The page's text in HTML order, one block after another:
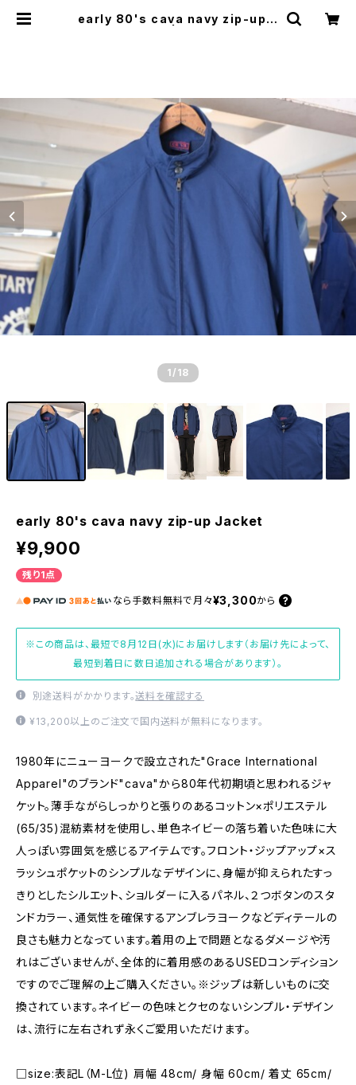
early 80's cava navy zip-up J
1 /18
early 80's cava navy zip-up Jacket
¥9,900
残り1点
なら 手数料無料で 月々¥3,300から
※この商品は、最短で8月12日(水)にお届けします（お届け先によって、
最短到着日に数日追加される場合があります）。
別途送料がかかります。送料を確認する
¥13,200以上のご注文で国内送料が無料になります。
1980年にニューヨークで設立された"Grace International
Apparel"のブランド"cava"から80年代初期頃と思われるジャ
ケット。薄手ながらしっかりと張りのあるコットン×ポリエステル
(65/35)混紡素材を使用し、単色ネイビーの落ち着いた色味に大
人っぽい雰囲気を感じるアイテムです。フロント・ジップアップ×ス
ラッシュポケットのシンプルなデザインに、身幅が抑えられたすっ
きりとしたシルエット、ショルダーに入るパネル、２つボタンのスタ
ンドカラー、通気性を確保するアンブレラヨークなどディテールの
良さも魅力となっています。着用の上で問題となるダメージや汚
れはございませんが、全体的に着用感のあるUSEDコンディション
ですのでご理解の上ご購入ください。※ジップは新しいものに交
換されています。ネイビーの色味とクセのないシンプル・デザイン
は、流行に左右されず永くご愛用いただけます。
□size:表記L（M-L位) 肩幅 48cm/ 身幅 60cm/ 着丈 65cm/